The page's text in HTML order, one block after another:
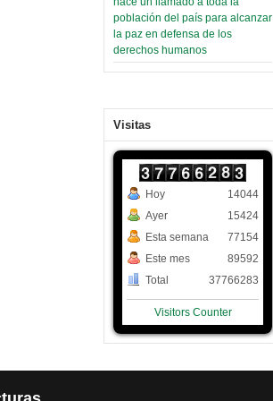
población del país para alcanzar
la paz en defensa de los
derechos humanos
Visitas
Hoy
Ayer
Esta semana
Este mes
Total
14044
15424
77154
89592
37766283
Visitors Counter